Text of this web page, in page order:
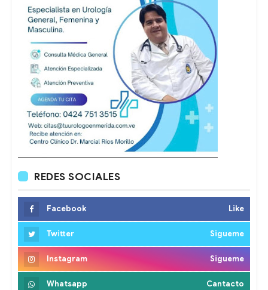
REDES SOCIALES
Facebook Like
Twitter Sigueme
Instagram Sigueme
Whatsapp Cantacto